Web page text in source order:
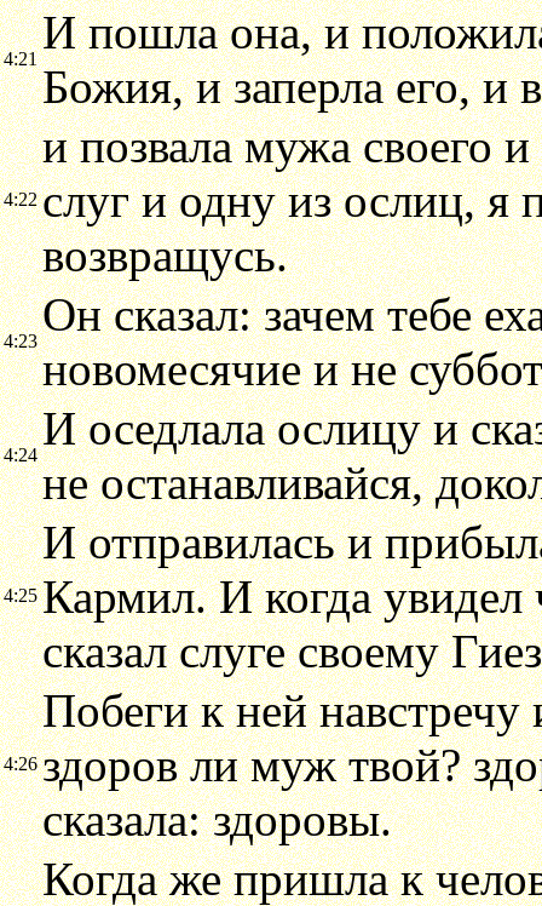
4:21
И пошла она, и
Божия, и заперла его, и
4:22
и позвала мужа своего
слуг и одну из ослиц, я
возвращусь.
4:23
Он сказал: зачем тебе
новомесячие и не
4:24
И оседлала ослицу и
не останавливайся,
4:25
И отправилась и
Кармил. И когда увидел
сказал слуге своему
4:26
Побеги к ней
здоров ли муж твой?
сказала: здоровы.
Когда же пришла к